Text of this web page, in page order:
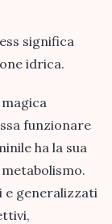
significa
idrica.
funzionare
ha la sua
e generalizzati